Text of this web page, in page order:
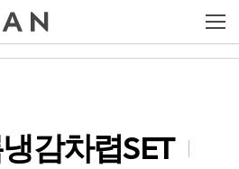
감차렵SET
SET